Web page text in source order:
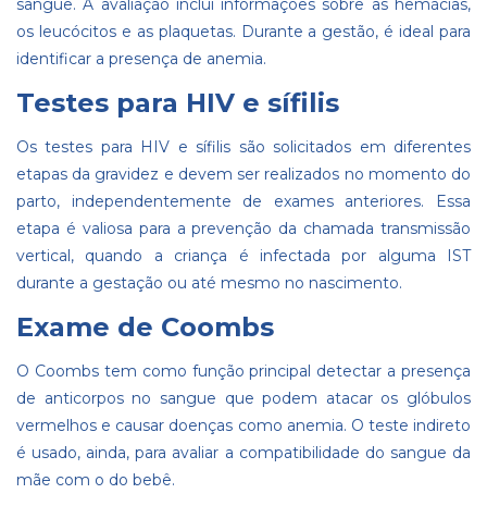
sangue. A avaliação inclui informações sobre as hemácias,
os leucócitos e as plaquetas. Durante a gestão, é ideal para
identificar a presença de anemia.
Testes para HIV e sífilis
Os testes para HIV e sífilis são solicitados em diferentes
etapas da gravidez e devem ser realizados no momento do
parto, independentemente de exames anteriores. Essa
etapa é valiosa para a prevenção da chamada transmissão
vertical, quando a criança é infectada por alguma IST
durante a gestação ou até mesmo no nascimento.
Exame de Coombs
O Coombs tem como função principal detectar a presença
de anticorpos no sangue que podem atacar os glóbulos
vermelhos e causar doenças como anemia. O teste indireto
é usado, ainda, para avaliar a compatibilidade do sangue da
mãe com o do bebê.